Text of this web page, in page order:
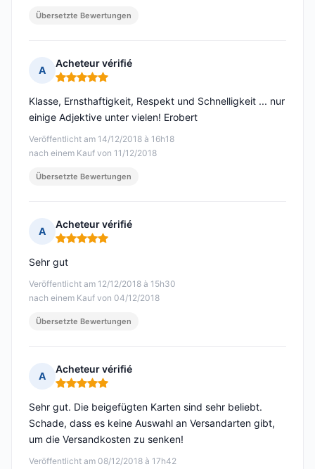
Übersetzte Bewertungen
A
Acheteur vérifié
Hinweis: 5 von 5
Veröffentlicht am 14/12/2018 à 16h18
nach einem Kauf von 11/12/2018
Klasse, Ernsthaftigkeit, Respekt und Schnelligkeit ... nur
einige Adjektive unter vielen! Erobert
Übersetzte Bewertungen
A
Acheteur vérifié
Hinweis: 5 von 5
Veröffentlicht am 12/12/2018 à 15h30
nach einem Kauf von 04/12/2018
Sehr gut
Übersetzte Bewertungen
A
Acheteur vérifié
Hinweis: 5 von 5
Veröffentlicht am 08/12/2018 à 17h42
Sehr gut. Die beigefügten Karten sind sehr beliebt.
Schade, dass es keine Auswahl an Versandarten gibt,
um die Versandkosten zu senken!